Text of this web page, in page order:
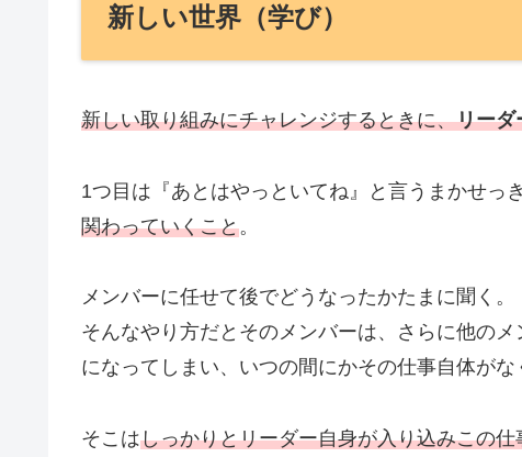
新しい世界（学び）
新しい取り組みにチャレンジするときに、リーダ
1つ目は『あとはやっといてね』と言うまかせっ
関わっていくこと。
メンバーに任せて後でどうなったかたまに聞く。
そんなやり方だとそのメンバーは、さらに他の
になってしまい、いつの間にかその仕事自体がな
そこはしっかりとリーダー自身が入り込みこの